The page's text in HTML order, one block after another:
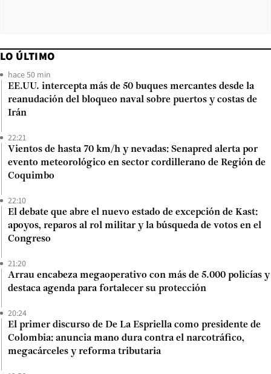
LO ÚLTIMO
hace 50 min
EE.UU. intercepta más de 50 buques mercantes desde la
reanudación del bloqueo naval sobre puertos y costas de
Irán
22:21
Vientos de hasta 70 km/h y nevadas: Senapred alerta por
evento meteorológico en sector cordillerano de Región de
Coquimbo
22:10
El debate que abre el nuevo estado de excepción de Kast:
apoyos, reparos al rol militar y la búsqueda de votos en el
Congreso
21:20
Arrau encabeza megaoperativo con más de 5.000 policías y
destaca agenda para fortalecer su protección
20:24
El primer discurso de De La Espriella como presidente de
Colombia: anuncia mano dura contra el narcotráfico,
megacárceles y reforma tributaria